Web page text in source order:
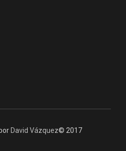
David Vázquez© 2017
en Moradillo de